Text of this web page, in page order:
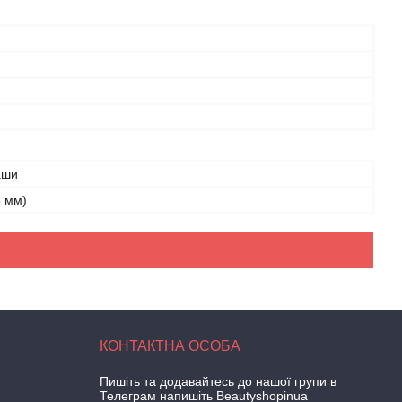
мм)
Пишіть та додавайтесь до нашої групи в
Телеграм напишіть Beautyshopinua